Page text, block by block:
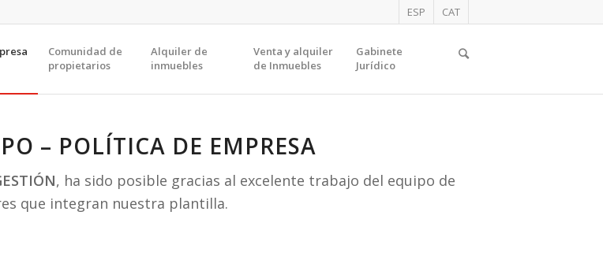
ESP CAT
Comunidad de
propietarios
Alquiler de
inmuebles
Venta y alquiler
de Inmuebles
Gabinete
Jurídico
– POLÍTICA DE EMPRESA
, ha sido posible gracias al excelente trabajo del equipo de
que integran nuestra plantilla.